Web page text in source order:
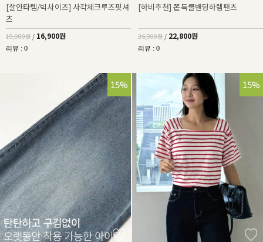
[살안타템/빅사이즈] 사각체크루즈핏셔
츠
19,900원 / 16,900원
리뷰 : 0
[하비추천] 쫀득쿨밴딩하렘팬츠
26,900원 / 22,800원
리뷰 : 0
15% 15%